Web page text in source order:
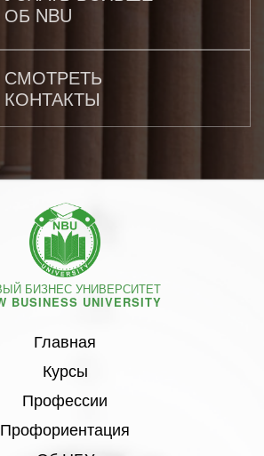
ОБ NBU
СМОТРЕТЬ
КОНТАКТЫ
БИЗНЕС УНИВЕРСИТЕТ
BUSINESS UNIVERSITY
Главная
Курсы
Профессии
Профориентация